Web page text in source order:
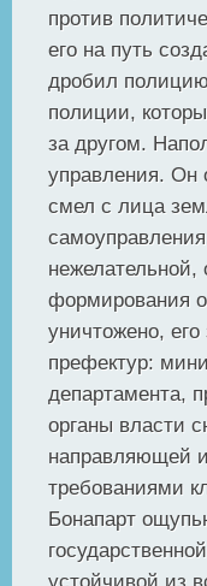
против
его на путь
дробил
полиции,
за другом.
управления. Он
смел с лица
нежелательной,
формирования
уничтожено,
префектур:
департамента,
органы власти
направляющей
требованиями
Бонапарт